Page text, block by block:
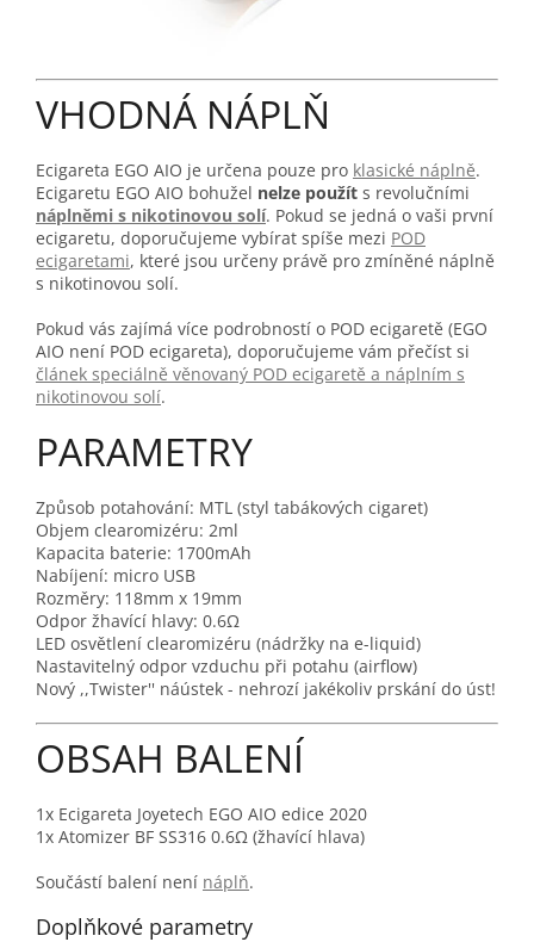
VHODNÁ NÁPLŇ
Ecigareta EGO AIO je určena pouze pro klasické náplně.
Ecigaretu EGO AIO bohužel nelze použít s revolučními
náplněmi s nikotinovou solí. Pokud se jedná o vaši první
ecigaretu, doporučujeme vybírat spíše mezi POD
ecigaretami, které jsou určeny právě pro zmíněné náplně
s nikotinovou solí.
Pokud vás zajímá více podrobností o POD ecigaretě (EGO
AIO není POD ecigareta), doporučujeme vám přečíst si
článek speciálně věnovaný POD ecigaretě a náplním s
nikotinovou solí.
PARAMETRY
Způsob potahování: MTL (styl tabákových cigaret)
Objem clearomizéru: 2ml
Kapacita baterie: 1700mAh
Nabíjení: micro USB
Rozměry: 118mm x 19mm
Odpor žhavící hlavy: 0.6Ω
LED osvětlení clearomizéru (nádržky na e-liquid)
Nastavitelný odpor vzduchu při potahu (airflow)
Nový ,,Twister'' náústek - nehrozí jakékoliv prskání do úst!
OBSAH BALENÍ
1x Ecigareta Joyetech EGO AIO edice 2020
1x Atomizer BF SS316 0.6Ω (žhavící hlava)
Součástí balení není náplň.
Doplňkové parametry